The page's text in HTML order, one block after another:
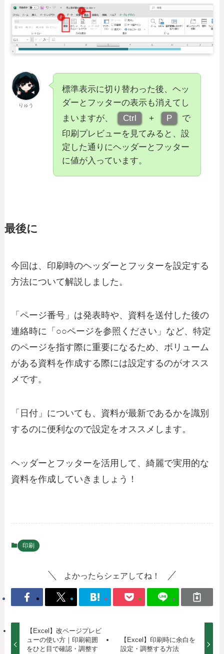
りゅう
標準表示に切り替わった後、ヘッ
ダーとフッターの表示も消えてし
まいますが、
Ctrl + P
で
印刷プレビューを見てみると、設
定した通りにヘッダーとフッター
に値が入っています。
最後に
今回は、印刷時のヘッダーとフッターを設定する
方法について解説しました。
「ページ番号」は発表時や、資料を送付した後の
連絡時に「○○ページを参照ください」など、特定
のページを指す際に重要になるため、ボリューム
がある資料を作成する際には設定するのがオスス
メです。
「日付」についても、資料が最新であるかを識別
するのに便利なので設定をオススメします。
ヘッダーとフッターを活用して、綺麗で実用的な
資料を作成していきましょう！
印刷
よかったらシェアしてね！
【Excel】改ページプレビ
ューの使い方｜印刷範囲
をひと目で確認・調整す
【Excel】印刷時に余白を
設定・調整する方法